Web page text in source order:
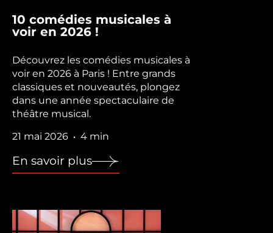
10 comédies musicales à
voir en 2026 !
Découvrez les comédies musicales à
voir en 2026 à Paris ! Entre grands
classiques et nouveautés, plongez
dans une année spectaculaire de
théâtre musical.
21 mai 2026 • 4 min
En savoir plus